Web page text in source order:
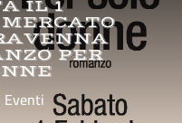
IL 1
PER
Eventi